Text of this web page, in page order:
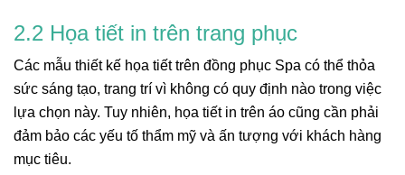
2.2 Họa tiết in trên trang phục
Các mẫu thiết kế họa tiết trên đồng phục Spa có thể thỏa
sức sáng tạo, trang trí vì không có quy định nào trong việc
lựa chọn này. Tuy nhiên, họa tiết in trên áo cũng cần phải
đảm bảo các yếu tố thẩm mỹ và ấn tượng với khách hàng
mục tiêu.